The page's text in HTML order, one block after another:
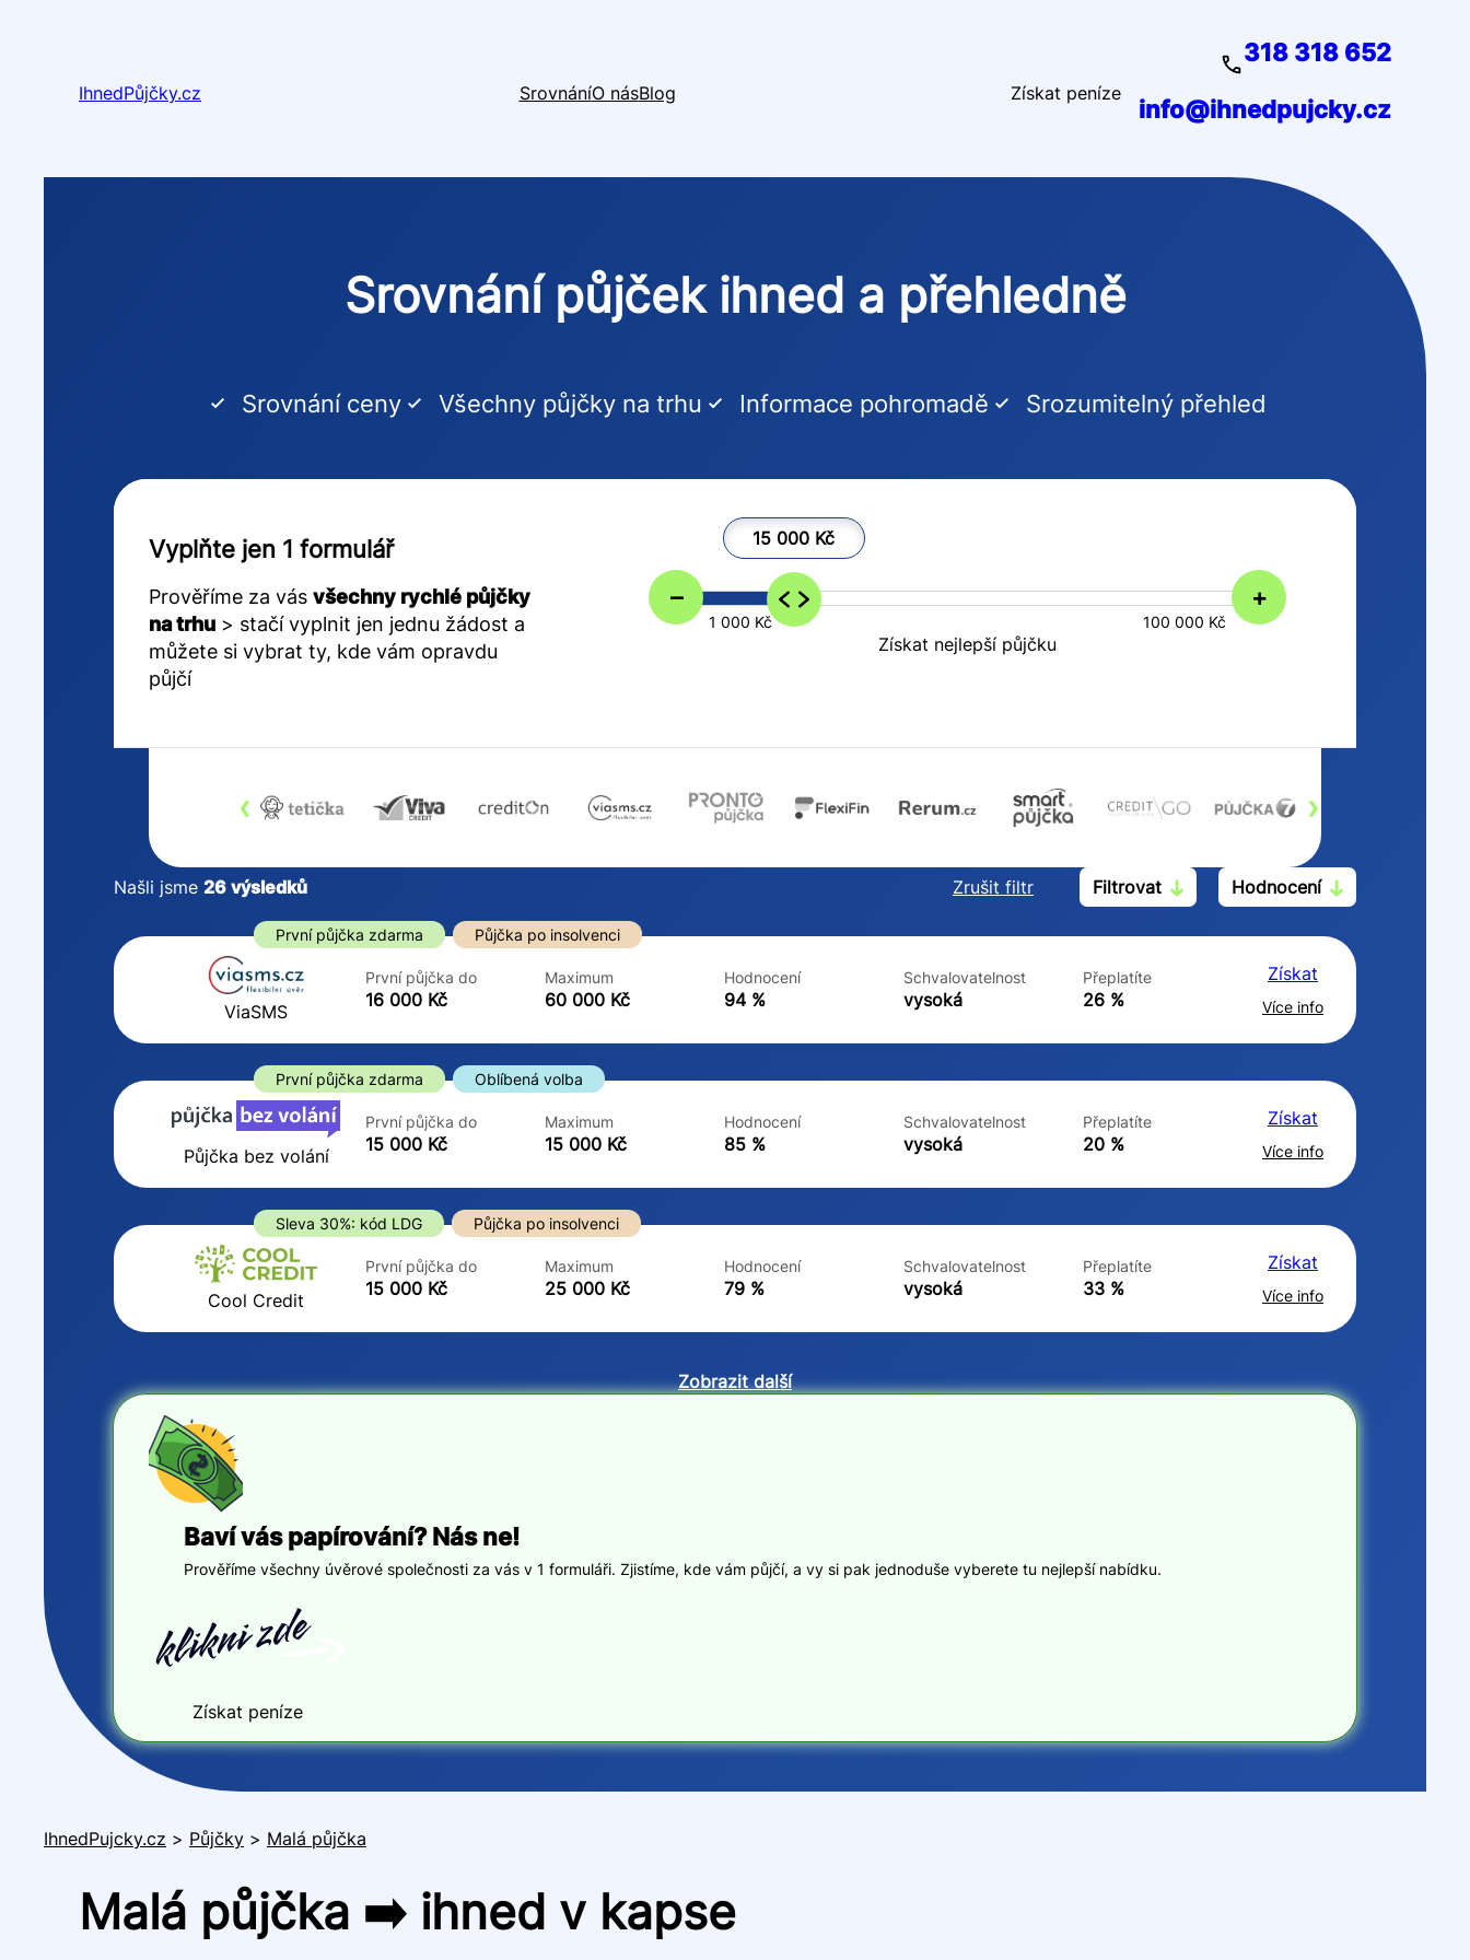
IhnedPůjčky.cz
SrovnáníO násBlog Získat peníze
318 318 652
info@ihnedpujcky.cz
Srovnání půjček ihned a přehledně
Srovnání ceny Všechny půjčky na trhu Informace pohromadě Srozumitelný přehled
Vyplňte jen 1 formulář
Prověříme za vás všechny rychlé půjčky
na trhu > stačí vyplnit jen jednu žádost a
můžete si vybrat ty, kde vám opravdu
půjčí
15 000 Kč
– +
1 000 Kč 100 000 Kč
Získat nejlepší půjčku
‹ ›
Zrušit filtr Filtrovat
Hodnocení
Od
Do
První půjčka zdarma
ano
Ve zkušebce
Našli jsme 26 výsledků
První půjčka zdarma Půjčka po insolvenci
ViaSMS
První půjčka do
16 000 Kč
Maximum
60 000 Kč
Hodnocení
94 %
Schvalovatelnost
vysoká
Přeplatíte
26 %
Získat
Více info
První půjčka zdarma Oblíbená volba
Půjčka bez volání
První půjčka do
15 000 Kč
Maximum
15 000 Kč
Hodnocení
85 %
Schvalovatelnost
vysoká
Přeplatíte
20 %
Získat
Více info
Sleva 30%: kód LDG Půjčka po insolvenci
Cool Credit
První půjčka do
15 000 Kč
Maximum
25 000 Kč
Hodnocení
79 %
Schvalovatelnost
vysoká
Přeplatíte
33 %
Získat
Více info
Zobrazit další
Baví vás papírování? Nás ne!
Prověříme všechny úvěrové společnosti za vás v 1 formuláři. Zjistíme, kde vám půjčí, a vy si pak jednoduše vyberete tu nejlepší nabídku.
Získat peníze
IhnedPujcky.cz > Půjčky > Malá půjčka
Malá půjčka ➡️ ihned v kapse